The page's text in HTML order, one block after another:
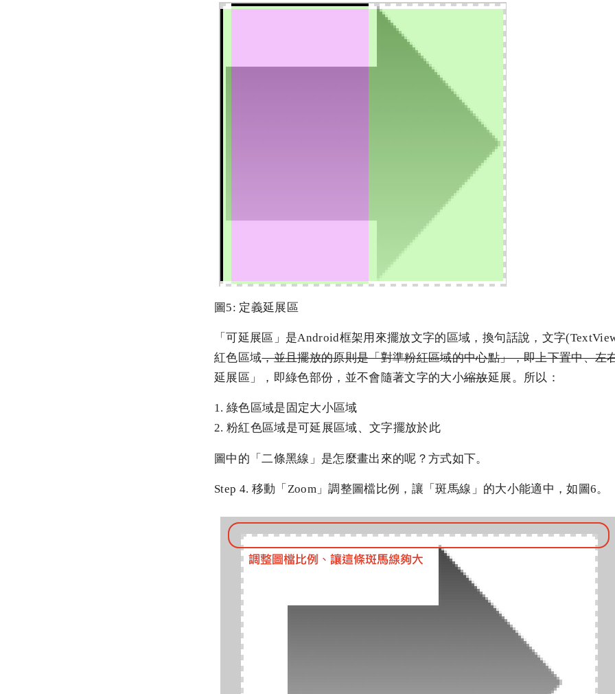
圖5: 定義延展區
「可延展區」是Android框架用來擺放文字的區域，換句話說，文字
紅色區域，並且擺放的原則是「對準粉紅區域的中心點」，即上下置中、左
延展區」，即綠色部份，並不會隨著文字的大小縮放延展。所以：
1. 綠色區域是固定大小區域
2. 粉紅色區域是可延展區域、文字擺放於此
圖中的「二條黑線」是怎麼畫出來的呢？方式如下。
Step 4. 移動「Zoom」調整圖檔比例，讓「斑馬線」的大小能適中，如圖6。